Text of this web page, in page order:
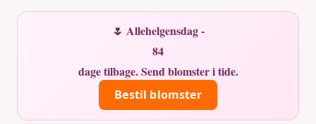
🌷 Allehelgensdag -
84
dage tilbage. Send blomster i tide.
Bestil blomster